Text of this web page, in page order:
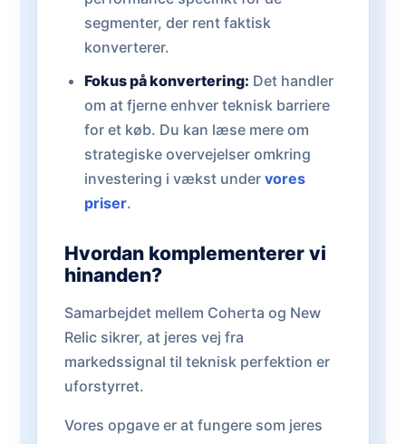
segmenter, der rent faktisk
konverterer.
Fokus på konvertering: Det handler
om at fjerne enhver teknisk barriere
for et køb. Du kan læse mere om
strategiske overvejelser omkring
investering i vækst under vores
priser.
Hvordan komplementerer vi
hinanden?
Samarbejdet mellem Coherta og New
Relic sikrer, at jeres vej fra
markedssignal til teknisk perfektion er
uforstyrret.
Vores opgave er at fungere som jeres